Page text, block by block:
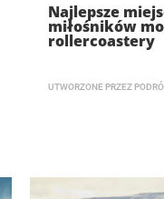
Najlepsze
miłośników
rollercoastery
UTWORZONE PRZEZ